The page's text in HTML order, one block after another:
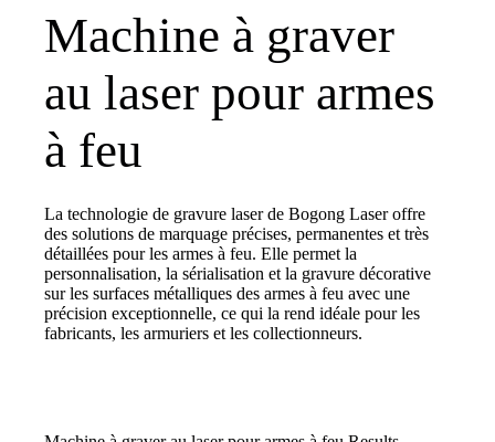
Machine à graver
au laser pour armes
à feu
La technologie de gravure laser de Bogong Laser offre
des solutions de marquage précises, permanentes et très
détaillées pour les armes à feu. Elle permet la
personnalisation, la sérialisation et la gravure décorative
sur les surfaces métalliques des armes à feu avec une
précision exceptionnelle, ce qui la rend idéale pour les
fabricants, les armuriers et les collectionneurs.